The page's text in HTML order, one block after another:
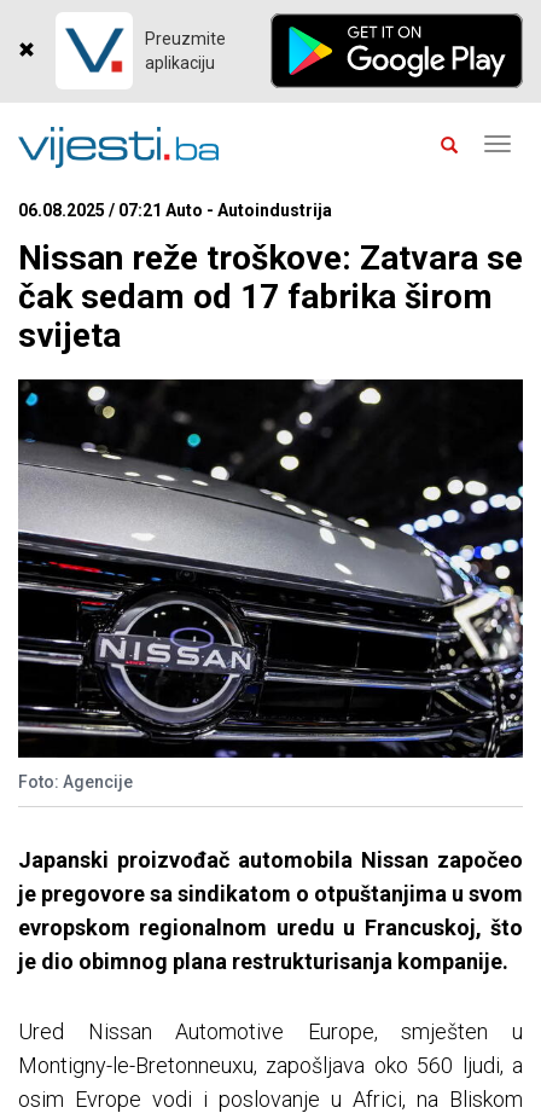
Preuzmite
aplikaciju
06.08.2025 / 07:21 Auto - Autoindustrija
Nissan reže troškove: Zatvara se
čak sedam od 17 fabrika širom
svijeta
Foto: Agencije
Japanski proizvođač automobila Nissan započeo
je pregovore sa sindikatom o otpuštanjima u svom
evropskom regionalnom uredu u Francuskoj, što
je dio obimnog plana restrukturisanja kompanije.
Ured Nissan Automotive Europe, smješten u
Montigny-le-Bretonneuxu, zapošljava oko 560 ljudi, a
osim Evrope vodi i poslovanje u Africi, na Bliskom